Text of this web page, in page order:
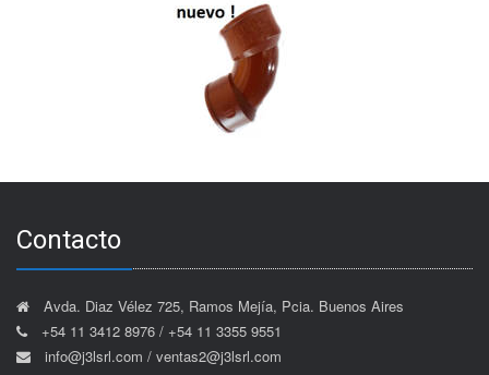
Contacto
Avda. Diaz Vélez 725, Ramos Mejía, Pcia. Buenos Aires
+54 11 3412 8976 / +54 11 3355 9551
info@j3lsrl.com / ventas2@j3lsrl.com